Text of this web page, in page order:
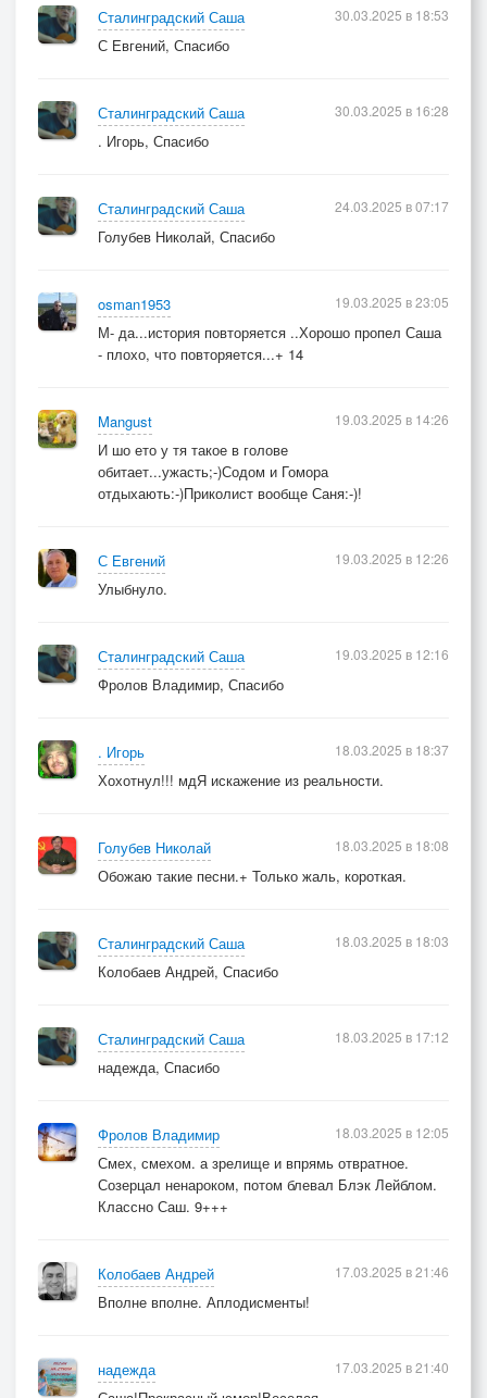
Сталинградский Саша
С Евгений, Спасибо
30.03.2025 в 18:53
Сталинградский Саша
. Игорь, Спасибо
30.03.2025 в 16:28
Сталинградский Саша
Голубев Николай, Спасибо
24.03.2025 в 07:17
osman1953
М- да...история повторяется ..Хорошо пропел Саша
- плохо, что повторяется...+ 14
19.03.2025 в 23:05
Mangust
И шо ето у тя такое в голове
обитает...ужасть;-)Содом и Гомора
отдыхають:-)Приколист вообще Саня:-)!
19.03.2025 в 14:26
С Евгений
Улыбнуло.
19.03.2025 в 12:26
Сталинградский Саша
Фролов Владимир, Спасибо
19.03.2025 в 12:16
. Игорь
Хохотнул!!! мдЯ искажение из реальности.
18.03.2025 в 18:37
Голубев Николай
Обожаю такие песни.+ Только жаль, короткая.
18.03.2025 в 18:08
Сталинградский Саша
Колобаев Андрей, Спасибо
18.03.2025 в 18:03
Сталинградский Саша
надежда, Спасибо
18.03.2025 в 17:12
Фролов Владимир
Смех, смехом. а зрелище и впрямь отвратное.
Созерцал ненароком, потом блевал Блэк Лейблом.
Классно Саш. 9+++
18.03.2025 в 12:05
Колобаев Андрей
Вполне вполне. Аплодисменты!
17.03.2025 в 21:46
надежда
17.03.2025 в 21:40